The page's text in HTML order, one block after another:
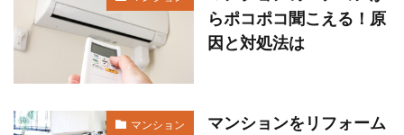
らポコポコ聞こえる！原
因と対処法は
マンション
マンションをリフォーム